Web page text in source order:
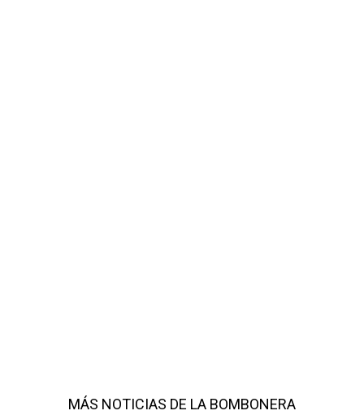
MÁS NOTICIAS DE LA BOMBONERA